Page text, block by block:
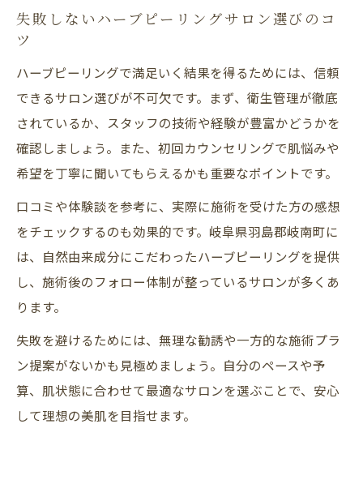
失敗しないハーブピーリングサロン選びのコ
ツ
ハーブピーリングで満足いく結果を得るためには、信頼
できるサロン選びが不可欠です。まず、衛生管理が徹底
されているか、スタッフの技術や経験が豊富かどうかを
確認しましょう。また、初回カウンセリングで肌悩みや
希望を丁寧に聞いてもらえるかも重要なポイントです。
口コミや体験談を参考に、実際に施術を受けた方の感想
をチェックするのも効果的です。岐阜県羽島郡岐南町に
は、自然由来成分にこだわったハーブピーリングを提供
し、施術後のフォロー体制が整っているサロンが多くあ
ります。
失敗を避けるためには、無理な勧誘や一方的な施術プラ
ン提案がないかも見極めましょう。自分のペースや予
算、肌状態に合わせて最適なサロンを選ぶことで、安心
して理想の美肌を目指せます。